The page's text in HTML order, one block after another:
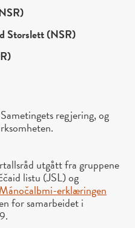
Storslett (NSR)
regjering, og
utgått fra gruppene
listu (JSL) og
Mánočalbmi-erklæringen
for samarbeidet i